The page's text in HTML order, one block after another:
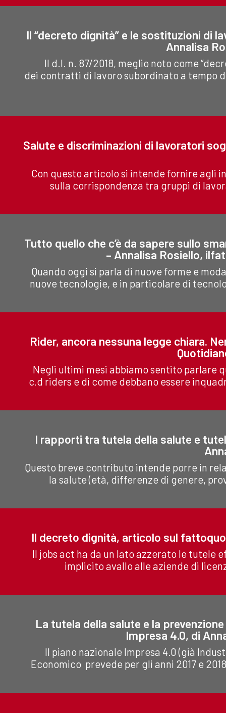
ll “decreto dignità” e le sostituzioni di
Annalisa
Il d.l. n. 87/2018, meglio noto come
dei contratti di lavoro subordinato a tempo
Salute e discriminazioni di lavoratori
Con questo articolo si intende fornire agli
sulla corrispondenza tra gruppi di
Tutto quello che c’è da sapere sullo
– Annalisa Rosiello,
Quando oggi si parla di nuove forme e
nuove tecnologie, e in particolare di
Rider, ancora nessuna legge chiara.
Negli ultimi mesi abbiamo sentito parlare
c.d riders e di come debbano essere
I rapporti tra tutela della salute e
Questo breve contributo intende porre in
la salute (età, differenze di genere,
Il decreto dignità, articolo sul
Il jobs act ha da un lato azzerato le
implicito avallo alle aziende di
La tutela della salute e la
Impresa 4.0, di
Il piano nazionale Impresa 4.0 (già
Economico prevede per gli anni 2017 e